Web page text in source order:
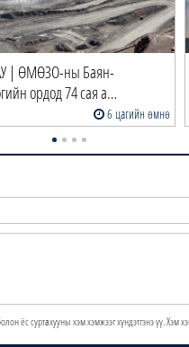
| ӨМӨЗО-ны Баян-
ордод 74 сая а…
6 цагийн өмнө
ёс суртахууны хэм хэмжээг хүндэтгэнэ үү. Хэм